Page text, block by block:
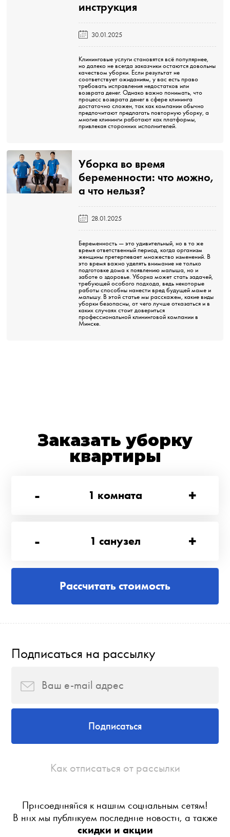
инструкция️
30.01.2025
Клининговые услуги становятся всё популярнее,
но далеко не всегда заказчики остаются довольны
качеством уборки. Если результат не
соответствует ожиданиям, у вас есть право
требовать исправления недостатков или
возврата денег. Однако важно понимать, что
процесс возврата денег в сфере клининга
достаточно сложен, так как компании обычно
предпочитают предлагать повторную уборку, а
многие клининги работают как платформы,
привлекая сторонних исполнителей.
Уборка во время
беременности: что можно,
а что нельзя?️
28.01.2025
Беременность — это удивительный, но в то же
время ответственный период, когда организм
женщины претерпевает множество изменений. В
это время важно уделять внимание не только
подготовке дома к появлению малыша, но и
заботе о здоровье. Уборка может стать задачей,
требующей особого подхода, ведь некоторые
работы способны нанести вред будущей маме и
малышу. В этой статье мы расскажем, какие виды
уборки безопасны, от чего лучше отказаться и в
каких случаях стоит довериться
профессиональной клининговой компании в
Минске.
Заказать уборку
квартиры
-
1 комната +
- 1 санузел +
Рассчитать стоимость
Подписаться на рассылку
Подписаться
Как отписаться от рассылки
Присоединяйся к нашим социальным сетям!
В них мы публикуем последние новости, а также
скидки и акции